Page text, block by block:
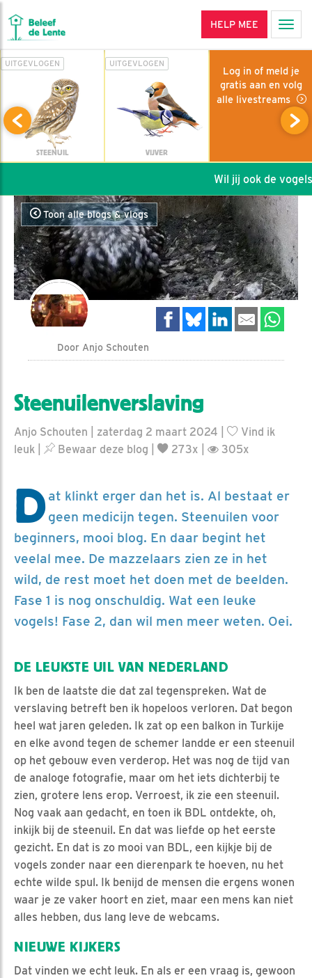
HELP MEE
UITGEVLOGEN
STEENUIL
UITGEVLOGEN
VIJVER
Log in of meld je
gratis aan en volg
alle livestreams
Wil jij ook de
Toon alle blogs & vlogs
Door Anjo Schouten
Steenuilenverslaving
Anjo Schouten | zaterdag 2 maart 2024 |
Vind ik
leuk
Bewaar deze blog 273x | 305x
Dat klinkt erger dan het is. Al bestaat er
geen medicijn tegen. Steenuilen voor
beginners, mooi blog. En daar begint het
veelal mee. De mazzelaars zien ze in het
wild, de rest moet het doen met de beelden.
Fase 1 is nog onschuldig. Wat een leuke
vogels! Fase 2, dan wil men meer weten. Oei.
DE LEUKSTE UIL VAN NEDERLAND
Ik ben de laatste die dat zal tegenspreken. Wat de
verslaving betreft ben ik hopeloos verloren. Dat begon
heel wat jaren geleden. Ik zat op een balkon in Turkije
en elke avond tegen de schemer landde er een steenuil
op het gebouw even verderop. Het was nog de tijd van
de analoge fotografie, maar om het iets dichterbij te
zien, grotere lens erop. Verroest, ik zie een steenuil.
Nog vaak aan gedacht, en toen ik BDL ontdekte, oh,
inkijk bij de steenuil. En dat was liefde op het eerste
gezicht. En dat is zo mooi van BDL, een kijkje bij de
vogels zonder naar een dierenpark te hoeven, nu het
echte wilde spul. Ik benijd de mensen die ergens wonen
waar je ze vaker hoort en ziet, maar een mens kan niet
alles hebben, dus lang leve de webcams.
NIEUWE KIJKERS
Dat vinden we echt leuk. En als er een vraag is, gewoon